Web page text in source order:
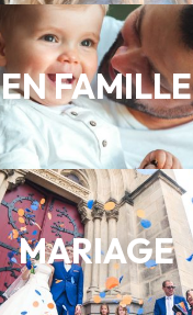
EN FAMILLE
MARIAGE